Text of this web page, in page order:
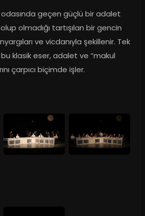
odasında geçen güçlü bir adalet
olmadığı tartışılan bir gencin
ve vicdanıyla şekillenir. Tek
klasik eser, adalet ve “makul
çarpıcı biçimde işler.